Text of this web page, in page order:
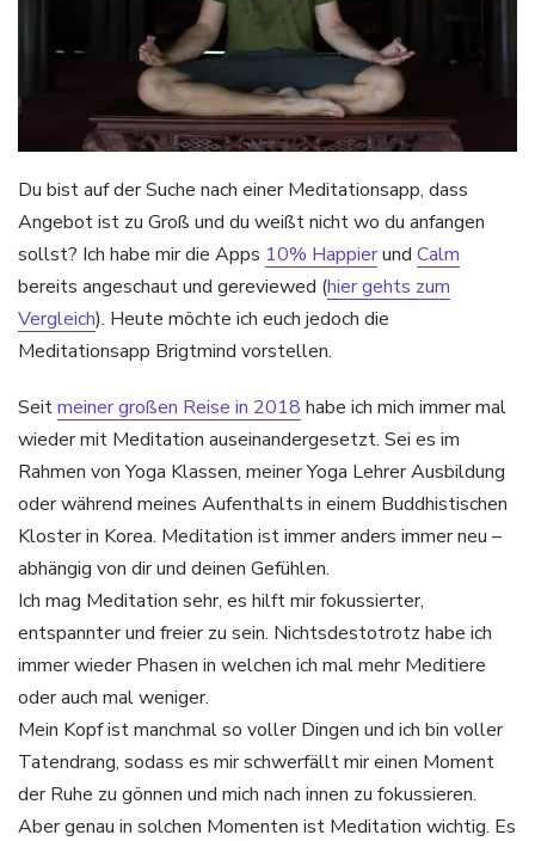
Du bist auf der Suche nach einer Meditationsapp, dass
Angebot ist zu Groß und du weißt nicht wo du anfangen
sollst? Ich habe mir die Apps 10% Happierund Calm
bereits angeschaut und gereviewed (hier gehts zum
Vergleich). Heute möchte ich euch jedoch die
Meditationsapp Brigtmind vorstellen.
Seitmeiner großen Reise in 2018 habe ich mich immer mal
wieder mit Meditation auseinandergesetzt. Sei es im
Rahmen von Yoga Klassen, meiner Yoga Lehrer Ausbildung
oder während meines Aufenthalts in einem Buddhistischen
Kloster in Korea. Meditation ist immer anders immer neu –
abhängig von dir und deinen Gefühlen.
Ich mag Meditation sehr, es hilft mir fokussierter,
entspannter und freier zu sein. Nichtsdestotrotz habe ich
immer wieder Phasen in welchen ich mal mehr Meditiere
oder auch mal weniger.
Mein Kopf ist manchmal so voller Dingen und ich bin voller
Tatendrang, sodass es mir schwerfällt mir einen Moment
der Ruhe zu gönnen und mich nach innen zu fokussieren.
Aber genau in solchen Momenten ist Meditation wichtig. Es